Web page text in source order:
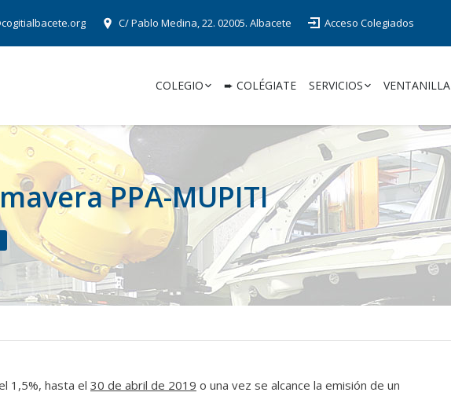
C/ Pablo Medina, 22. 02005. Albacete Acceso Colegiados
COLEGIO ➨ COLÉGIATE SERVICIOS
PPA-MUPITI
1,5%, hasta el 30 de abril de 2019 o una vez se alcance la emisión de un